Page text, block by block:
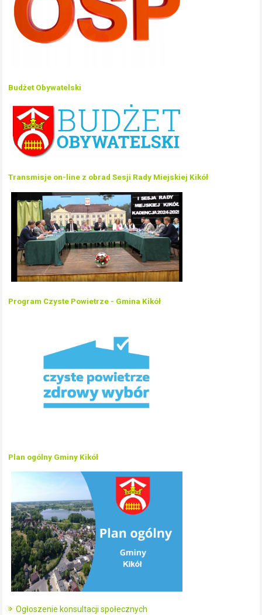
Budżet Obywatelski
Transmisje on-line z obrad Sesji Rady Miejskiej Kikół
Program Czyste Powietrze - Gmina Kikół
Plan ogólny Gminy Kikół
Ogłoszenie konsultacji społecznych